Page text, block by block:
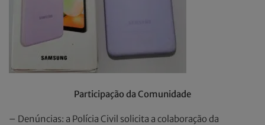
Participação da Comunidade
– Denúncias: a Polícia Civil solicita a colaboração da